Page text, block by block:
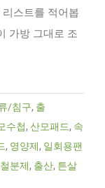
스트를 적어봅
가방 그대로 조
/침구, 출
수첩, 산모패드, 속
, 영양제, 일회용팬
철분제, 출산, 튼살